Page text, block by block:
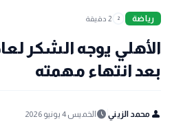
رياضة 2 2 دقيقة
الأهلي يوجه الشكر
بعد انتهاء مهمته
person محمد الزيني schedule الخميس 4 يونيو 2026